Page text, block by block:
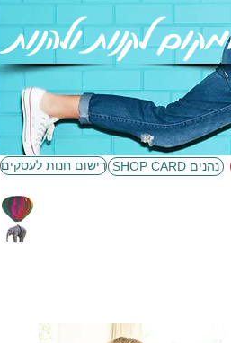
SHOP בחזרה ל
לקנות ולהנות
רישום חנות לעסקים SHOP CARD נהנים